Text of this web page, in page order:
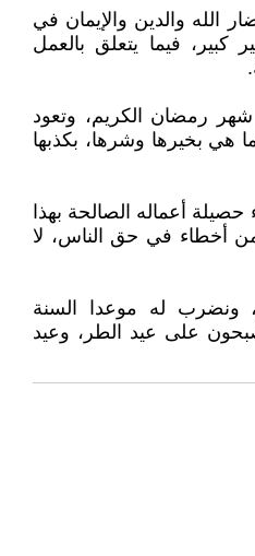
الله والدين والإيمان في
كبير، فيما يتعلق بالعمل
رمضان الكريم، وتعود
هي بخيرها وشرها، بكذبها
أعماله الصالحة بهذا
من أخطاء في حق الناس، لا
ونضرب له موعدا السنة
على عيد الطر، وعيد